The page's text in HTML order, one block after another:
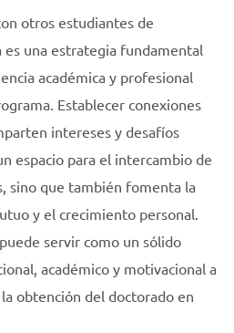
otros estudiantes de
una estrategia fundamental
académica y profesional
Establecer conexiones
intereses y desafíos
espacio para el intercambio de
sino que también fomenta la
y el crecimiento personal.
servir como un sólido
académico y motivacional a
obtención del doctorado en